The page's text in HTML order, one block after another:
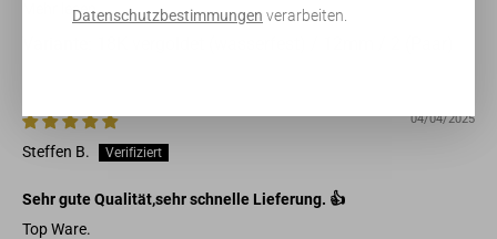
Datenschutzbestimmungen verarbeiten.
Mehr lesen
04/04/2025
Steffen B.
Sehr gute Qualität,sehr schnelle Lieferung. 👍
Top Ware.